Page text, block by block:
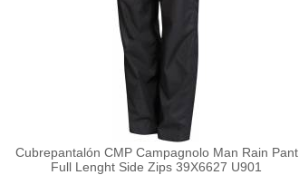
Cubrepantalón CMP Campagnolo Man Rain Pant
Full Lenght Side Zips 39X6627 U901